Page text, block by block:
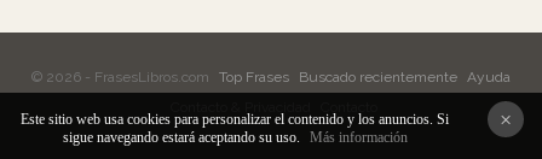
© 2026 - FrasesLibros.com Top Frases Buscado recientemente Ayuda
×
Este sitio web usa cookies para personalizar el contenido y los anuncios. Si
sigue navegando estará aceptando su uso.
Más información